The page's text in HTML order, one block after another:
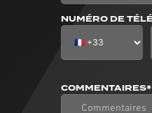
NUMÉRO DE
COMMENTAIRES*